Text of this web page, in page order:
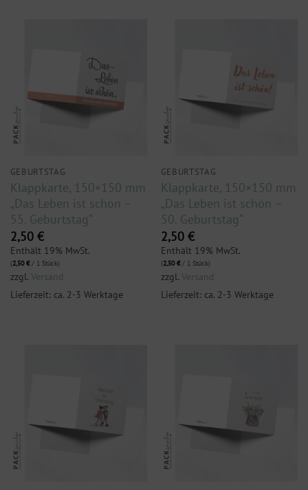
GEBURTSTAG
Klappkarte, 150×150 mm
„Das Leben ist schön –
55. Geburtstag“
2,50 €
Enthält 19% MwSt.
(2,50€/ 1 Stück)
zzgl. Versand
Lieferzeit: ca. 2-3 Werktage
GEBURTSTAG
Klappkarte, 150×150 mm
„Das Leben ist schön –
50. Geburtstag“
2,50 €
Enthält 19% MwSt.
(2,50€/ 1 Stück)
zzgl. Versand
Lieferzeit: ca. 2-3 Werktage